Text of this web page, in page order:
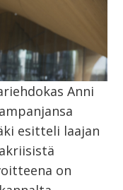
Anni
esitteli laajan
on